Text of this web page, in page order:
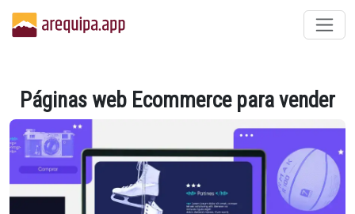
Páginas web Ecommerce para vender